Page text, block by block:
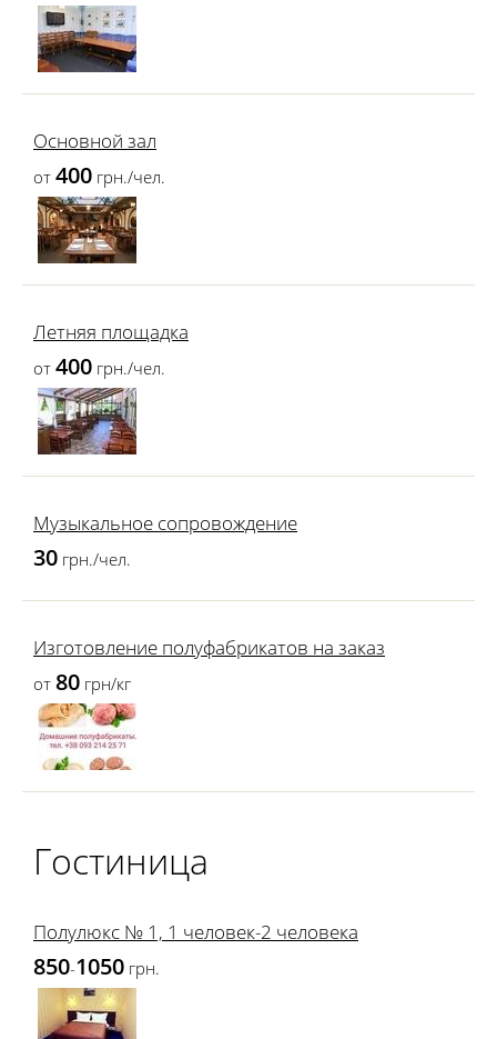
Основной зал
от 400 грн./чел.
Летняя площадка
от 400 грн./чел.
Музыкальное сопровождение
30 грн./чел.
Изготовление полуфабрикатов на заказ
от 80 грн/кг
Гостиница
Полулюкс № 1, 1 человек-2 человека
850-1050 грн.